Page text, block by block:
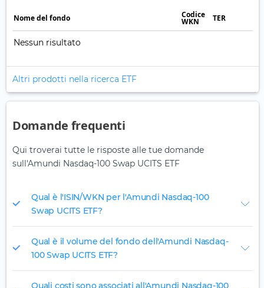
Nome del fondo Codice
WKN TER
Nessun risultato
Altri prodotti nella ricerca ETF
Domande frequenti
Qui troverai tutte le risposte alle tue domande
sull'Amundi Nasdaq-100 Swap UCITS ETF
Qual è l'ISIN/WKN per l'Amundi Nasdaq-100
Swap UCITS ETF?
Qual è il volume del fondo dell'Amundi Nasdaq-
100 Swap UCITS ETF?
Quali costi sono associati all'Amundi Nasdaq-100